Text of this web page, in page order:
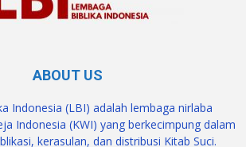
ABOUT US
Indonesia (LBI) adalah lembaga nirlaba
Indonesia (KWI) yang berkecimpung dalam
kerasulan, dan distribusi Kitab Suci.